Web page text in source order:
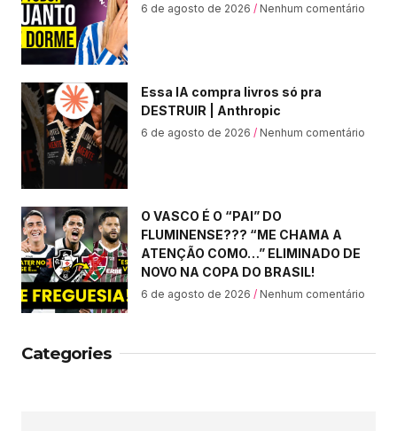
6 de agosto de 2026 Nenhum comentário
Essa IA compra livros só pra
DESTRUIR | Anthropic
6 de agosto de 2026 Nenhum comentário
O VASCO É O “PAI” DO
FLUMINENSE??? “ME CHAMA A
ATENÇÃO COMO…” ELIMINADO DE
NOVO NA COPA DO BRASIL!
6 de agosto de 2026 Nenhum comentário
Categories